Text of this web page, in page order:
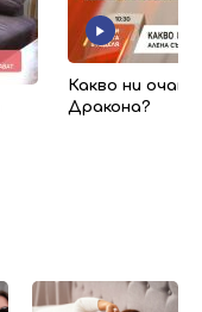
Какво ни
Дракона?